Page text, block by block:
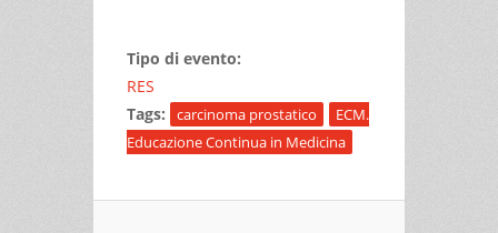
Tipo di evento:
RES
Tags:
carcinoma prostatico
ECM.
Educazione Continua in Medicina